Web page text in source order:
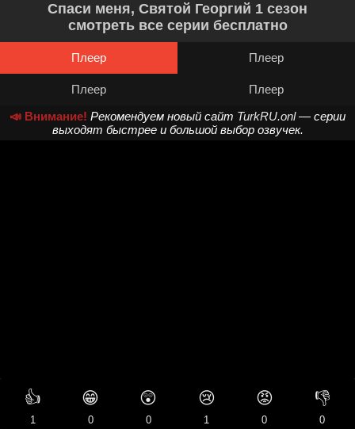
Спаси меня, Святой Георгий 1 сезон
смотреть все серии бесплатно
Плеер Плеер
Плеер
Плеер
📣 Внимание! Рекомендуем новый сайт TurkRU.onl— серии
выходят быстрее и большой выбор озвучек.
👍
1
😁
0
😲
0
😢
1
😡
0
👎
0